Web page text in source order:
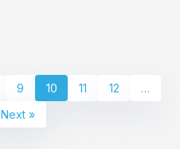
9 10 11 12
…
Next »